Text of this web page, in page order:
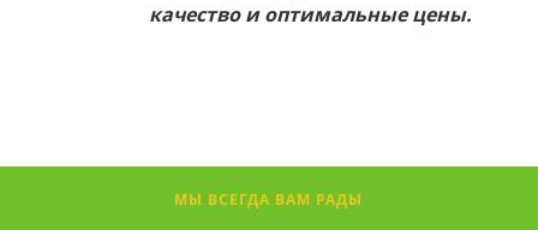
качество и оптимальные цены.
МЫ ВСЕГДА ВАМ РАДЫ